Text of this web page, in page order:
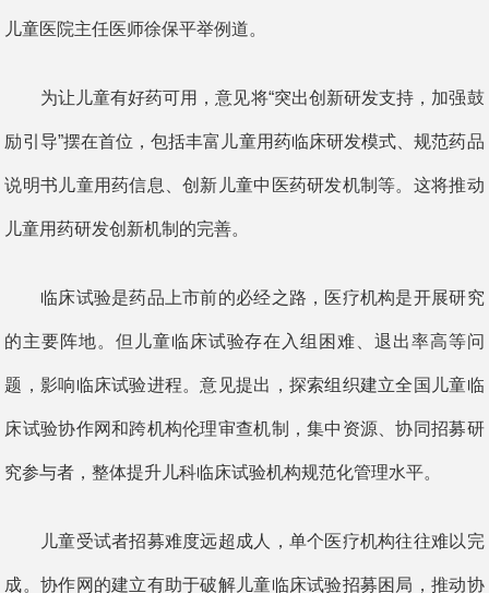
儿童医院主任医师徐保平举例道。
为让儿童有好药可用，意见将“突出创新研发支持，加强鼓
励引导”摆在首位，包括丰富儿童用药临床研发模式、规范药品
说明书儿童用药信息、创新儿童中医药研发机制等。这将推动
儿童用药研发创新机制的完善。
临床试验是药品上市前的必经之路，医疗机构是开展研究
的主要阵地。但儿童临床试验存在入组困难、退出率高等问
题，影响临床试验进程。意见提出，探索组织建立全国儿童临
床试验协作网和跨机构伦理审查机制，集中资源、协同招募研
究参与者，整体提升儿科临床试验机构规范化管理水平。
儿童受试者招募难度远超成人，单个医疗机构往往难以完
成。协作网的建立有助于破解儿童临床试验招募困局，推动协